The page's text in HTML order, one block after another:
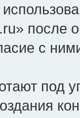
после
с
под